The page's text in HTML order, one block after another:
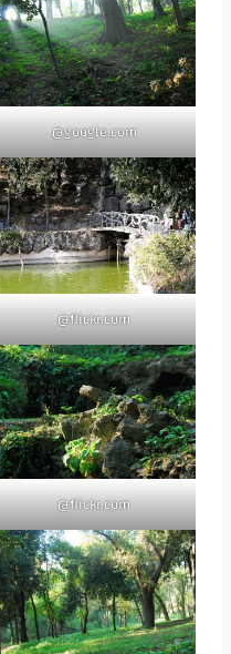
google.com@
flickr.com@
flickr.com@